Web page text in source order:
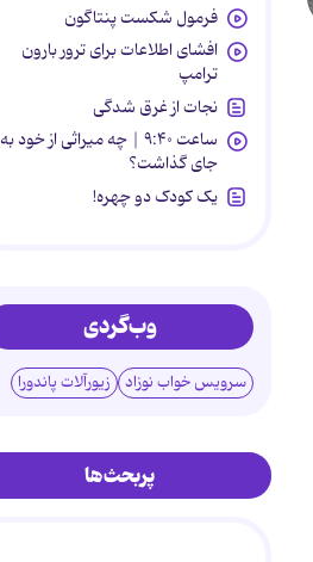
فرمول شکست پنتاگون
افشای اطلاعات برای ترور بارون
ترامپ
نجات از غرق شدگی
ساعت ۹:۴۰ | چه میراثی از خود به
جای گذاشت؟
یک کودک دو چهره!
وب‌گردی
سرویس خواب نوزاد زیورآلات پاندورا
پربحث‌ها